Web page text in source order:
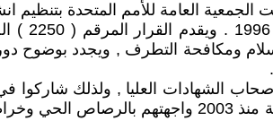
العالمي لوزراء الشباب ( لشبونة 8 – 12 آب / اغسطس 1998 ). واوصت
لإذكاء
ومكافحة التطرف , ويجدد بوضوح
الشهادات العليا , ولذلك شاركوا
العراق المختلفة مطالبين بتوفير فرص العمل لهم , الا ان